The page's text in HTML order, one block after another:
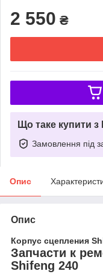
2 550 ₴
Що таке купити
Замовлення під
Опис
Опис
Корпус сцепления
Запчасти к
Shifeng 240